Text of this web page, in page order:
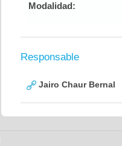
Modalidad:
Responsable
Jairo Chaur Bernal